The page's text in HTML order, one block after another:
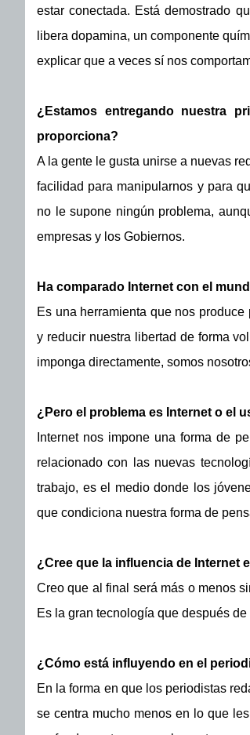
estar conectada. Está demostrado
libera dopamina, un componente
explicar que a veces sí nos
¿Estamos entregando nuestra
proporciona?
A la gente le gusta unirse a nuevas
facilidad para manipularnos y para
no le supone ningún problema,
empresas y los Gobiernos.
Ha comparado Internet con el
Es una herramienta que nos
y reducir nuestra libertad de forma
imponga directamente, somos
¿Pero el problema es Internet o el
Internet nos impone una forma de
relacionado con las nuevas
trabajo, es el medio donde los
que condiciona nuestra forma de
¿Cree que la influencia de Internet
Creo que al final será más o menos
Es la gran tecnología que después
¿Cómo está influyendo en el
En la forma en que los periodistas
se centra mucho menos en lo que